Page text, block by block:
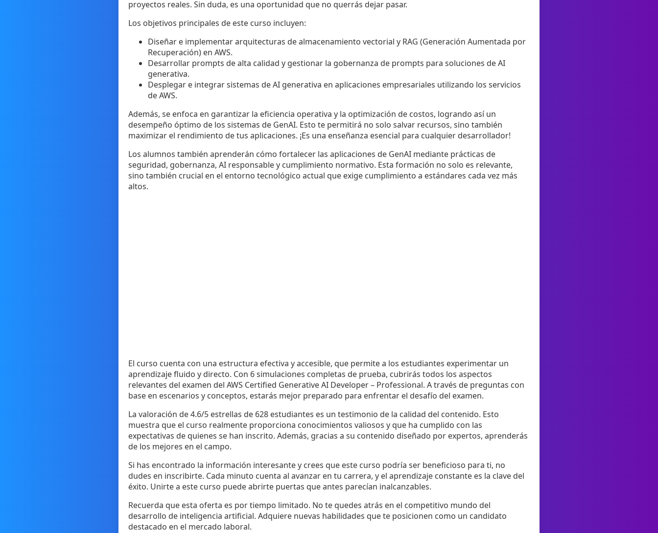
proyectos reales. Sin duda, es una oportunidad que no querrás dejar pasar.
Los objetivos principales de este curso incluyen:
Diseñar e implementar arquitecturas de almacenamiento vectorial y RAG (Generación Aumentada por
Recuperación) en AWS.
Desarrollar prompts de alta calidad y gestionar la gobernanza de prompts para soluciones de AI
generativa.
Desplegar e integrar sistemas de AI generativa en aplicaciones empresariales utilizando los servicios
de AWS.
Además, se enfoca en garantizar la eficiencia operativa y la optimización de costos, logrando así un
desempeño óptimo de los sistemas de GenAI. Esto te permitirá no solo salvar recursos, sino también
maximizar el rendimiento de tus aplicaciones. ¡Es una enseñanza esencial para cualquier desarrollador!
Los alumnos también aprenderán cómo fortalecer las aplicaciones de GenAI mediante prácticas de
seguridad, gobernanza, AI responsable y cumplimiento normativo. Esta formación no solo es relevante,
sino también crucial en el entorno tecnológico actual que exige cumplimiento a estándares cada vez más
altos.
El curso cuenta con una estructura efectiva y accesible, que permite a los estudiantes experimentar un
aprendizaje fluido y directo. Con 6 simulaciones completas de prueba, cubrirás todos los aspectos
relevantes del examen del AWS Certified Generative AI Developer – Professional. A través de preguntas con
base en escenarios y conceptos, estarás mejor preparado para enfrentar el desafío del examen.
La valoración de 4.6/5 estrellas de 628 estudiantes es un testimonio de la calidad del contenido. Esto
muestra que el curso realmente proporciona conocimientos valiosos y que ha cumplido con las
expectativas de quienes se han inscrito. Además, gracias a su contenido diseñado por expertos, aprenderás
de los mejores en el campo.
Si has encontrado la información interesante y crees que este curso podría ser beneficioso para ti, no
dudes en inscribirte. Cada minuto cuenta al avanzar en tu carrera, y el aprendizaje constante es la clave del
éxito. Unirte a este curso puede abrirte puertas que antes parecían inalcanzables.
Recuerda que esta oferta es por tiempo limitado. No te quedes atrás en el competitivo mundo del
desarrollo de inteligencia artificial. Adquiere nuevas habilidades que te posicionen como un candidato
destacado en el mercado laboral.